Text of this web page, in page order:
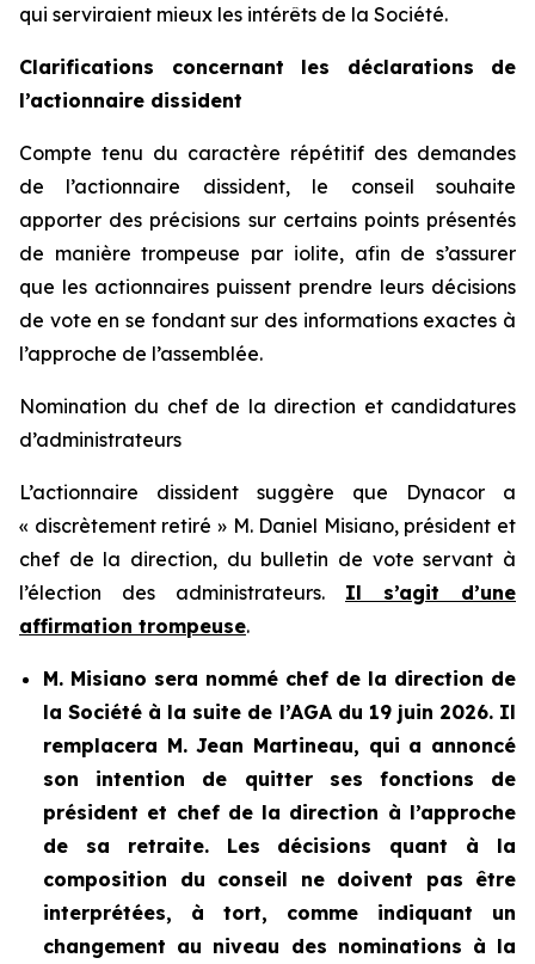
qui serviraient mieux les intérêts de la Société.
Clarifications concernant les déclarations de
l’actionnaire dissident
Compte tenu du caractère répétitif des demandes
de l’actionnaire dissident, le conseil souhaite
apporter des précisions sur certains points présentés
de manière trompeuse par iolite, afin de s’assurer
que les actionnaires puissent prendre leurs décisions
de vote en se fondant sur des informations exactes à
l’approche de l’assemblée.
Nomination du chef de la direction et candidatures
d’administrateurs
L’actionnaire dissident suggère que Dynacor a
« discrètement retiré » M. Daniel Misiano, président et
chef de la direction, du bulletin de vote servant à
l’élection des administrateurs. Il s’agit d’une
affirmation trompeuse.
M. Misiano sera nommé chef de la direction de
la Société à la suite de l’AGA du 19 juin 2026. Il
remplacera M. Jean Martineau, qui a annoncé
son intention de quitter ses fonctions de
président et chef de la direction à l’approche
de sa retraite. Les décisions quant à la
composition du conseil ne doivent pas être
interprétées, à tort, comme indiquant un
changement au niveau des nominations à la